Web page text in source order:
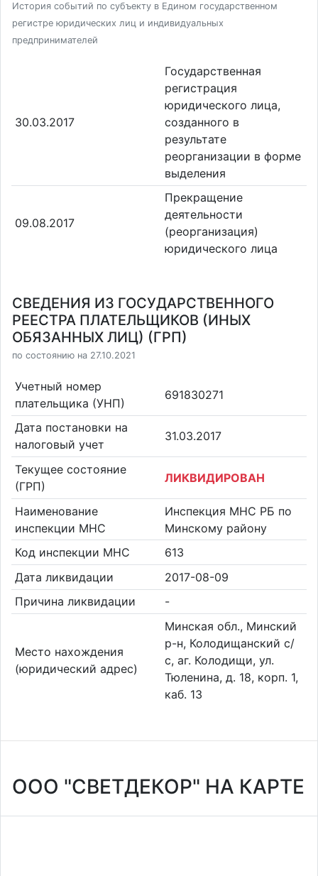
История событий по субъекту в Едином государственном
регистре юридических лиц и индивидуальных
предпринимателей
30.03.2017
Государственная
регистрация
юридического лица,
созданного в
результате
реорганизации в форме
выделения
09.08.2017
Прекращение
деятельности
(реорганизация)
юридического лица
СВЕДЕНИЯ ИЗ ГОСУДАРСТВЕННОГО
РЕЕСТРА ПЛАТЕЛЬЩИКОВ (ИНЫХ
ОБЯЗАННЫХ ЛИЦ) (ГРП)
по состоянию на 27.10.2021
Учетный номер
плательщика (УНП)
691830271
Дата постановки на
налоговый учет
31.03.2017
Текущее состояние
(ГРП)
ЛИКВИДИРОВАН
Наименование
инспекции МНС
Инспекция МНС РБ по
Минскому району
Код инспекции МНС
613
Дата ликвидации
2017-08-09
Причина ликвидации
-
Место нахождения
(юридический адрес)
Минская обл., Минский
р-н, Колодищанский с/
с, аг. Колодищи, ул.
Тюленина, д. 18, корп. 1,
каб. 13
ООО "СВЕТДЕКОР" НА КАРТЕ